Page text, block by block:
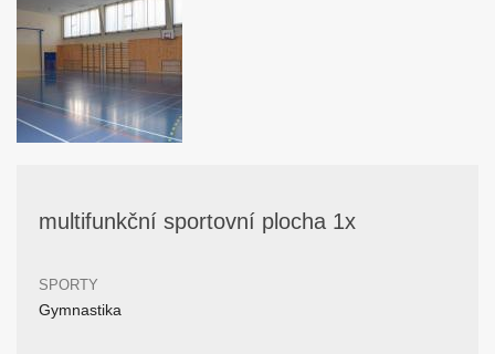
multifunkční sportovní plocha 1x
SPORTY
Gymnastika